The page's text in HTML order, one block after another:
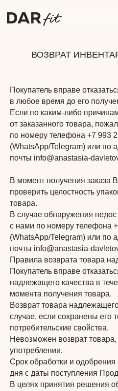
ВОЗВРАТ
Покупатель вправе
в любое время до его
Если по каким-либо
от заказанного товара,
по номеру телефона +7 993
(WhatsApp/Telegram) или по
почты info@anastasia-
В момент получения заказа
проверить целостность
товара.
В случае обнаружения
с нами по номеру телефона
(WhatsApp/Telegram) или по
почты info@anastasia-
Правила возврата товара
Покупатель вправе
надлежащего качества в
момента получения товара.
Возврат товара
случае, если сохранены его
потребительские свойства.
Невозможен возврат
употреблении.
Срок обработки и одобрения
дня с даты поступления
В целях принятия решения